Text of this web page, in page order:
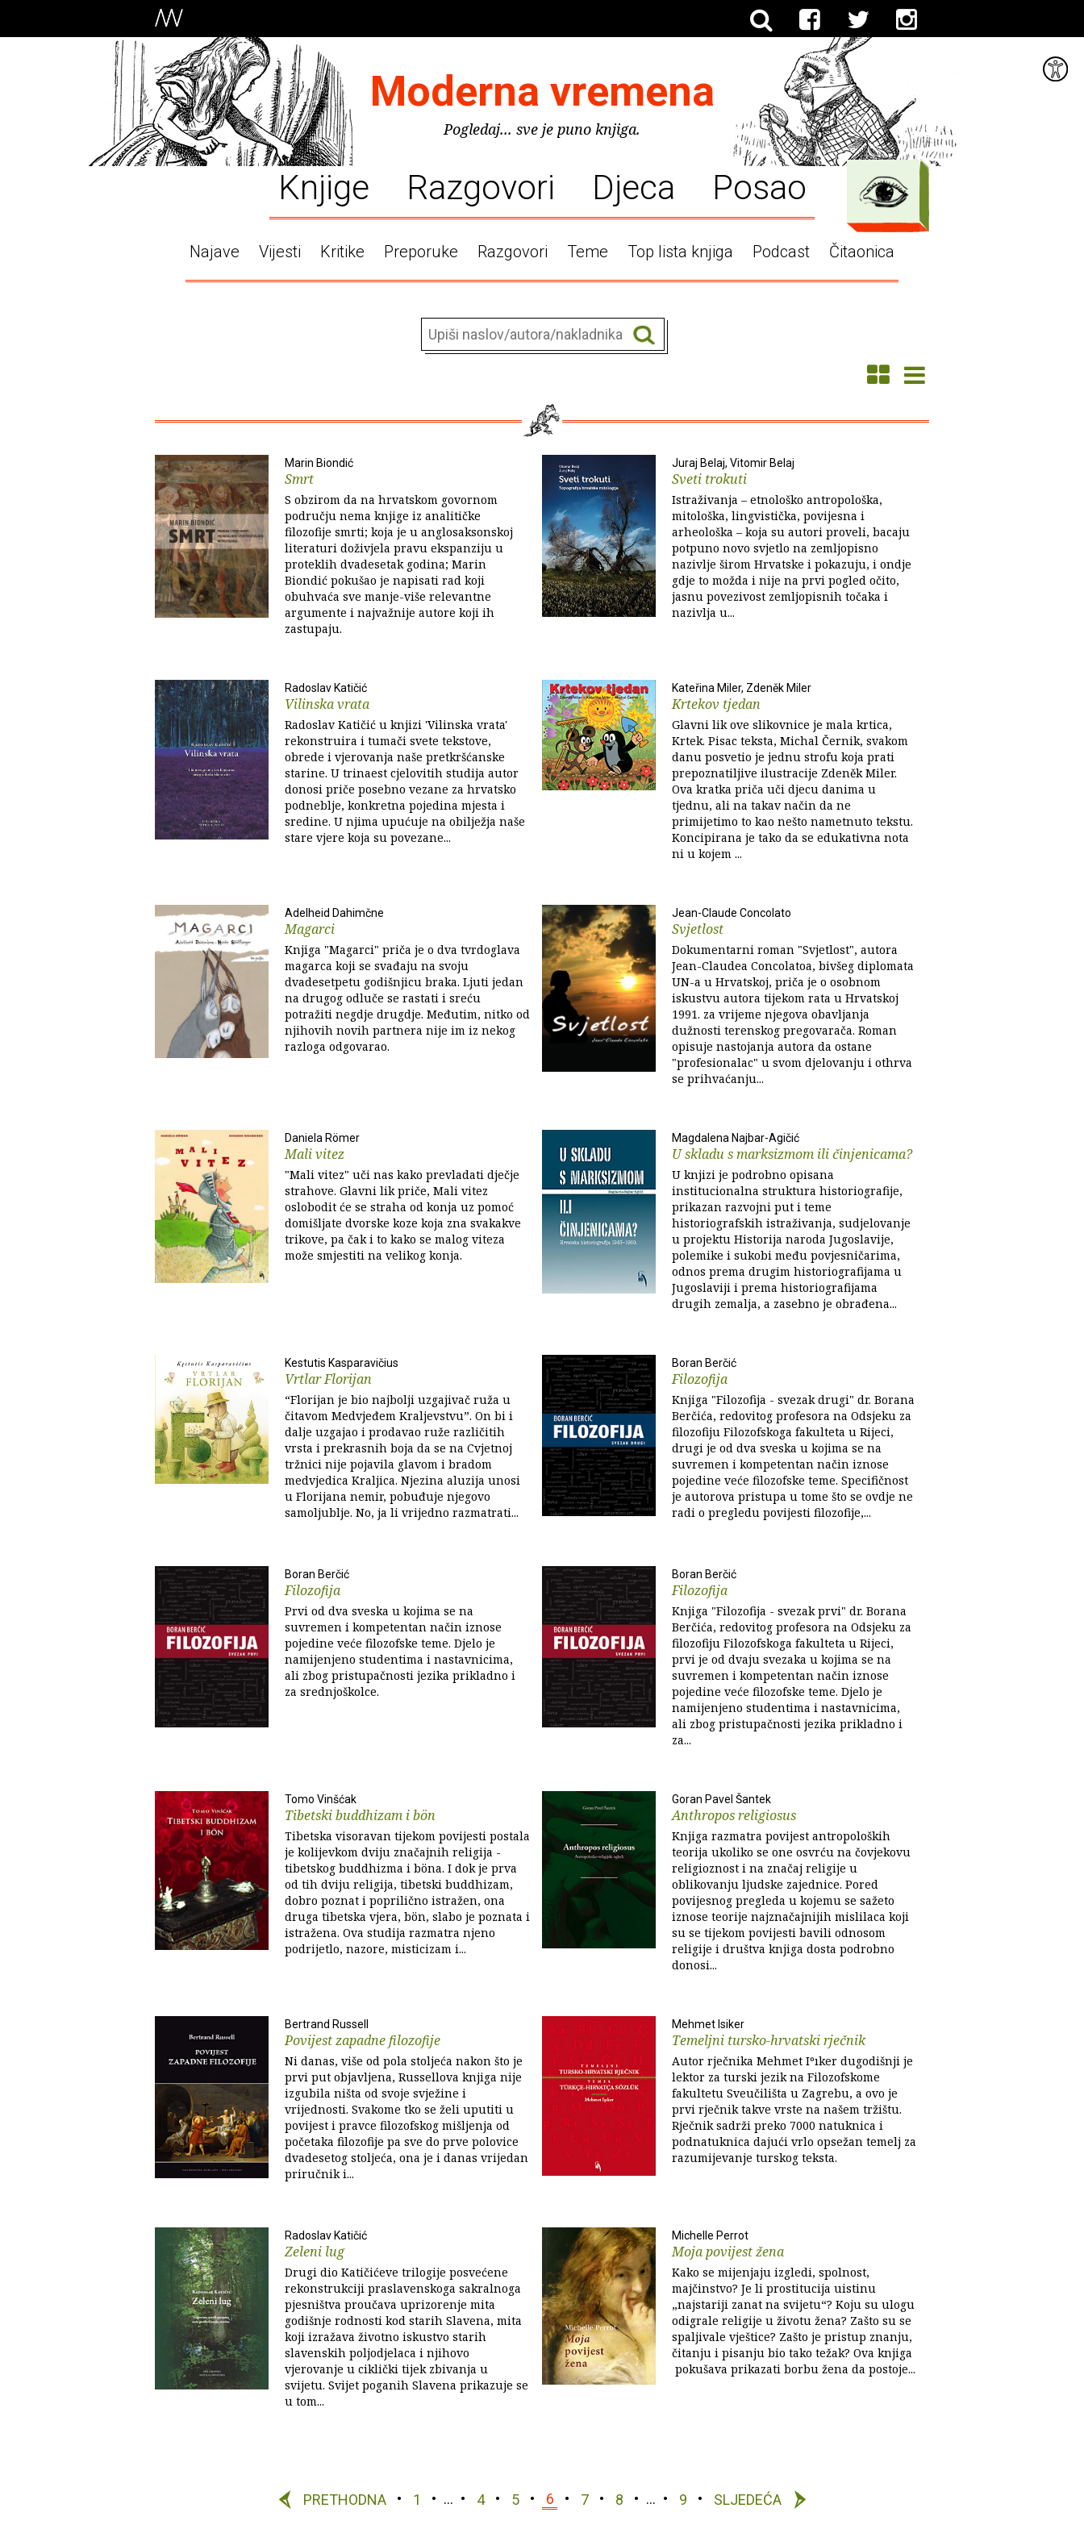
Moderna vremena
Pogledaj... sve je puno knjiga.
Knjige Razgovori Djeca Posao
Najave Vijesti Kritike Preporuke Razgovori Teme Top lista knjiga Podcast Čitaonica
Marin Biondić
Smrt
S obzirom da na hrvatskom govornom
području nema knjige iz analitičke
filozofije smrti; koja je u anglosaksonskoj
literaturi doživjela pravu ekspanziju u
proteklih dvadesetak godina; Marin
Biondić pokušao je napisati rad koji
obuhvaća sve manje-više relevantne
argumente i najvažnije autore koji ih
zastupaju.
Juraj Belaj, Vitomir Belaj
Sveti trokuti
Istraživanja – etnološko antropološka,
mitološka, lingvistička, povijesna i
arheološka – koja su autori proveli, bacaju
potpuno novo svjetlo na zemljopisno
nazivlje širom Hrvatske i pokazuju, i ondje
gdje to možda i nije na prvi pogled očito,
jasnu povezivost zemljopisnih točaka i
nazivlja u...
Radoslav Katičić
Vilinska vrata
Radoslav Katičić u knjizi 'Vilinska vrata'
rekonstruira i tumači svete tekstove,
obrede i vjerovanja naše pretkršćanske
starine. U trinaest cjelovitih studija autor
donosi priče posebno vezane za hrvatsko
podneblje, konkretna pojedina mjesta i
sredine. U njima upućuje na obilježja naše
stare vjere koja su povezane...
Kateřina Miler, Zdeněk Miler
Krtekov tjedan
Glavni lik ove slikovnice je mala krtica,
Krtek. Pisac teksta, Michal Černik, svakom
danu posvetio je jednu strofu koja prati
prepoznatiljive ilustracije Zdeněk Miler.
Ova kratka priča uči djecu danima u
tjednu, ali na takav način da ne
primijetimo to kao nešto nametnuto tekstu.
Koncipirana je tako da se edukativna nota
ni u kojem ...
Adelheid Dahimčne
Magarci
Knjiga "Magarci" priča je o dva tvrdoglava
magarca koji se svađaju na svoju
dvadesetpetu godišnjicu braka. Ljuti jedan
na drugog odluče se rastati i sreću
potražiti negdje drugdje. Međutim, nitko od
njihovih novih partnera nije im iz nekog
razloga odgovarao.
Jean-Claude Concolato
Svjetlost
Dokumentarni roman "Svjetlost", autora
Jean-Claudea Concolatoa, bivšeg diplomata
UN-a u Hrvatskoj, priča je o osobnom
iskustvu autora tijekom rata u Hrvatskoj
1991. za vrijeme njegova obavljanja
dužnosti terenskog pregovarača. Roman
opisuje nastojanja autora da ostane
"profesionalac" u svom djelovanju i othrva
se prihvaćanju...
Daniela Römer
Mali vitez
"Mali vitez" uči nas kako prevladati dječje
strahove. Glavni lik priče, Mali vitez
oslobodit će se straha od konja uz pomoć
domišljate dvorske koze koja zna svakakve
trikove, pa čak i to kako se malog viteza
može smjestiti na velikog konja.
Magdalena Najbar-Agičić
U skladu s marksizmom ili činjenicama?
U knjizi je podrobno opisana
institucionalna struktura historiografije,
prikazan razvojni put i teme
historiografskih istraživanja, sudjelovanje
u projektu Historija naroda Jugoslavije,
polemike i sukobi među povjesničarima,
odnos prema drugim historiografijama u
Jugoslaviji i prema historiografijama
drugih zemalja, a zasebno je obrađena...
Kestutis Kasparavičius
Vrtlar Florijan
“Florijan je bio najbolji uzgajivač ruža u
čitavom Medvjeđem Kraljevstvu”. On bi i
dalje uzgajao i prodavao ruže različitih
vrsta i prekrasnih boja da se na Cvjetnoj
tržnici nije pojavila glavom i bradom
medvjedica Kraljica. Njezina aluzija unosi
u Florijana nemir, pobuđuje njegovo
samoljublje. No, ja li vrijedno razmatrati...
Boran Berčić
Filozofija
Knjiga "Filozofija - svezak drugi" dr. Borana
Berčića, redovitog profesora na Odsjeku za
filozofiju Filozofskoga fakulteta u Rijeci,
drugi je od dva sveska u kojima se na
suvremen i kompetentan način iznose
pojedine veće filozofske teme. Specifičnost
je autorova pristupa u tome što se ovdje ne
radi o pregledu povijesti filozofije,...
Boran Berčić
Filozofija
Prvi od dva sveska u kojima se na
suvremen i kompetentan način iznose
pojedine veće filozofske teme. Djelo je
namijenjeno studentima i nastavnicima,
ali zbog pristupačnosti jezika prikladno i
za srednjoškolce.
Boran Berčić
Filozofija
Knjiga "Filozofija - svezak prvi" dr. Borana
Berčića, redovitog profesora na Odsjeku za
filozofiju Filozofskoga fakulteta u Rijeci,
prvi je od dvaju svezaka u kojima se na
suvremen i kompetentan način iznose
pojedine veće filozofske teme. Djelo je
namijenjeno studentima i nastavnicima,
ali zbog pristupačnosti jezika prikladno i
za...
Tomo Vinšćak
Tibetski buddhizam i bön
Tibetska visoravan tijekom povijesti postala
je kolijevkom dviju značajnih religija -
tibetskog buddhizma i böna. I dok je prva
od tih dviju religija, tibetski buddhizam,
dobro poznat i poprilično istražen, ona
druga tibetska vjera, bön, slabo je poznata i
istražena. Ova studija razmatra njeno
podrijetlo, nazore, misticizam i...
Goran Pavel Šantek
Anthropos religiosus
Knjiga razmatra povijest antropoloških
teorija ukoliko se one osvrću na čovjekovu
religioznost i na značaj religije u
oblikovanju ljudske zajednice. Pored
povijesnog pregleda u kojemu se sažeto
iznose teorije najznačajnijih mislilaca koji
su se tijekom povijesti bavili odnosom
religije i društva knjiga dosta podrobno
donosi...
Bertrand Russell
Povijest zapadne filozofije
Ni danas, više od pola stoljeća nakon što je
prvi put objavljena, Russellova knjiga nije
izgubila ništa od svoje svježine i
vrijednosti. Svakome tko se želi uputiti u
povijest i pravce filozofskog mišljenja od
početaka filozofije pa sve do prve polovice
dvadesetog stoljeća, ona je i danas vrijedan
priručnik i...
Mehmet Isiker
Temeljni tursko-hrvatski rječnik
Autor rječnika Mehmet Iºıker dugodišnji je
lektor za turski jezik na Filozofskome
fakultetu Sveučilišta u Zagrebu, a ovo je
prvi rječnik takve vrste na našem tržištu.
Rječnik sadrži preko 7000 natuknica i
podnatuknica dajući vrlo opsežan temelj za
razumijevanje turskog teksta.
Radoslav Katičić
Zeleni lug
Drugi dio Katičićeve trilogije posvećene
rekonstrukciji praslavenskoga sakralnoga
pjesništva proučava uprizorenje mita
godišnje rodnosti kod starih Slavena, mita
koji izražava životno iskustvo starih
slavenskih poljodjelaca i njihovo
vjerovanje u ciklički tijek zbivanja u
svijetu. Svijet poganih Slavena prikazuje se
u tom...
Michelle Perrot
Moja povijest žena
Kako se mijenjaju izgledi, spolnost,
majčinstvo? Je li prostitucija uistinu
„najstariji zanat na svijetu“? Koju su ulogu
odigrale religije u životu žena? Zašto su se
spaljivale vještice? Zašto je pristup znanju,
čitanju i pisanju bio tako težak? Ova knjiga
pokušava prikazati borbu žena da postoje...
PRETHODNA 1 … 4 5 6 7 8 … 9 SLJEDEĆA